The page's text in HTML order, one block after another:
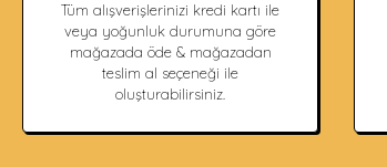
Tüm alışverişlerinizi kredi kartı ile
veya yoğunluk durumuna göre
mağazada öde & mağazadan
teslim al seçeneği ile
oluşturabilirsiniz.